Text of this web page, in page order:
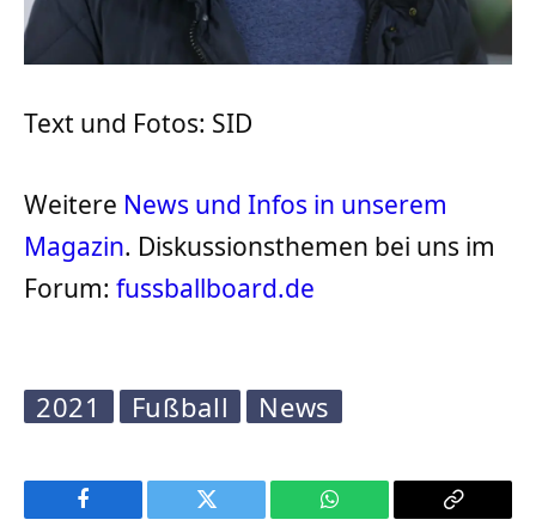
Text und Fotos: SID
Weitere News und Infos in unserem
Magazin. Diskussionsthemen bei uns im
Forum: fussballboard.de
2021 Fußball News
Facebook Twitter WhatsApp
Copy